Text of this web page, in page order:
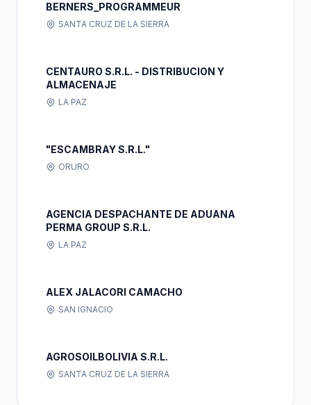
BERNERS_PROGRAMMEUR
SANTA CRUZ DE LA SIERRA
CENTAURO S.R.L. - DISTRIBUCION Y
ALMACENAJE
LA PAZ
"ESCAMBRAY S.R.L."
ORURO
AGENCIA DESPACHANTE DE ADUANA
PERMA GROUP S.R.L.
LA PAZ
ALEX JALACORI CAMACHO
SAN IGNACIO
AGROSOILBOLIVIA S.R.L.
SANTA CRUZ DE LA SIERRA